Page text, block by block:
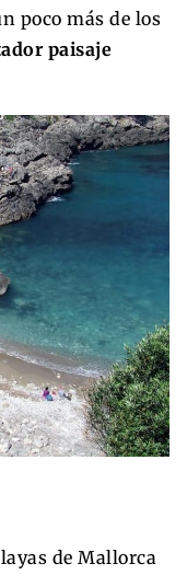
poco más de los
paisaje
de Mallorca